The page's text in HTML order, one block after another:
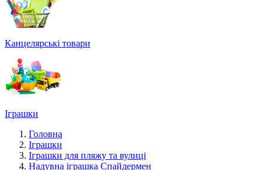
Канцелярські товари
Іграшки
Головна
Іграшки
Іграшки для пляжу та вулиці
Надувна іграшка Спайдермен